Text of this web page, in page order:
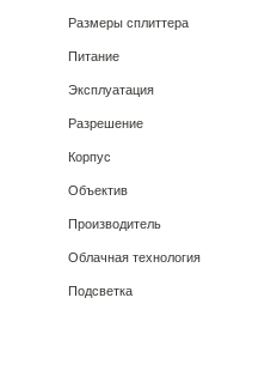
Размеры сплиттера
Питание
Эксплуатация
Разрешение
Корпус
Объектив
Производитель
Облачная технология
Подсветка